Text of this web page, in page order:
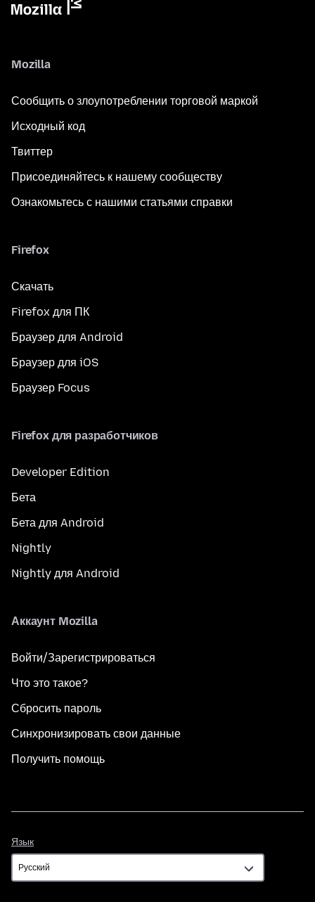
Mozilla
Сообщить о злоупотреблении торговой маркой
Исходный код
Твиттер
Присоединяйтесь к нашему сообществу
Ознакомьтесь с нашими статьями справки
Firefox
Скачать
Firefox для ПК
Браузер для Android
Браузер для iOS
Браузер Focus
Firefox для разработчиков
Developer Edition
Бета
Бета для Android
Nightly
Nightly для Android
Аккаунт Mozilla
Войти/Зарегистрироваться
Что это такое?
Сбросить пароль
Синхронизировать свои данные
Получить помощь
Язык